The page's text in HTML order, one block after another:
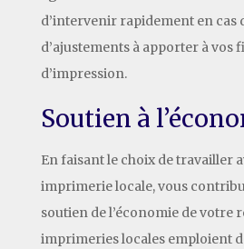
d’intervenir rapidement en cas
d’ajustements à apporter à vos
d’impression.
Soutien à
En faisant le choix de travailler
imprimerie locale, vous
soutien de l’économie de votre
imprimeries locales emploient